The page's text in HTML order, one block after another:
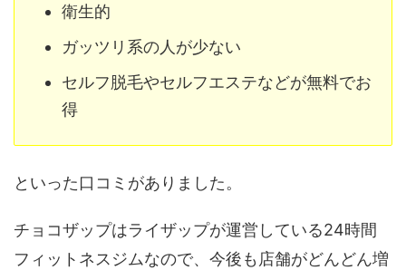
衛生的
ガッツリ系の人が少ない
セルフ脱毛やセルフエステなどが無料でお
得
といった口コミがありました。
チョコザップはライザップが運営している24時間
フィットネスジムなので、今後も店舗がどんどん増